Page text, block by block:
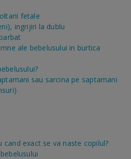
fetale
ingrijiri la dublu
ale bebelusului in burtica
sau sarcina pe saptamani
cand exact se va naste copilul?